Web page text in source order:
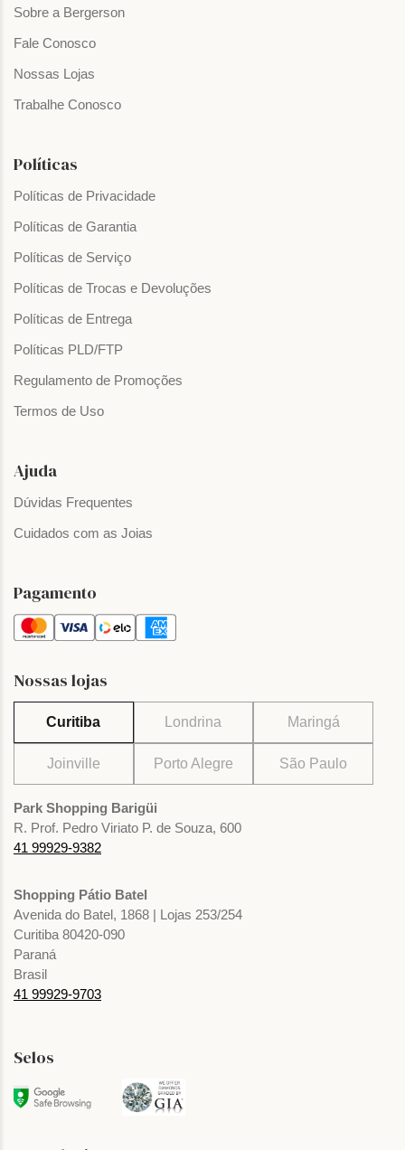
Sobre a Bergerson
Fale Conosco
Nossas Lojas
Trabalhe Conosco
Políticas
Políticas de Privacidade
Políticas de Garantia
Políticas de Serviço
Políticas de Trocas e Devoluções
Políticas de Entrega
Políticas PLD/FTP
Regulamento de Promoções
Termos de Uso
Ajuda
Dúvidas Frequentes
Cuidados com as Joias
Pagamento
Nossas lojas
Curitiba Londrina Maringá
Joinville Porto Alegre São Paulo
Park Shopping Barigüi
R. Prof. Pedro Viriato P. de Souza, 600
41 99929-9382
Shopping Pátio Batel
Avenida do Batel, 1868 | Lojas 253/254
Curitiba 80420-090
Paraná
Brasil
41 99929-9703
Selos